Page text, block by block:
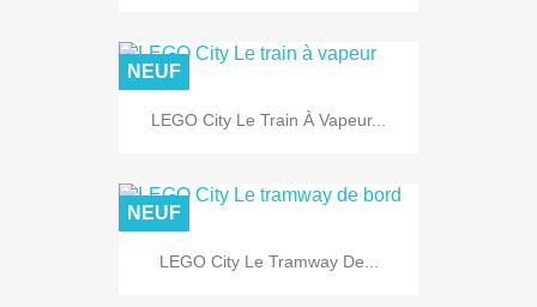
LEGO City Le Train À Vapeur...
NEUF
LEGO City Le Tramway De...
NEUF